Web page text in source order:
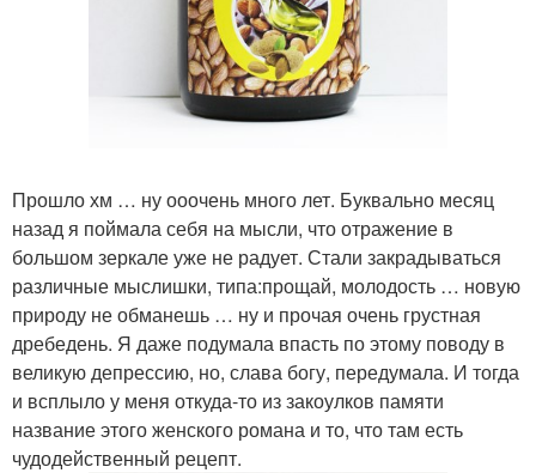
Прошло хм … ну ооочень много лет. Буквально месяц
назад я поймала себя на мысли, что отражение в
большом зеркале уже не радует. Стали закрадываться
различные мыслишки, типа:прощай, молодость … новую
природу не обманешь … ну и прочая очень грустная
дребедень. Я даже подумала впасть по этому поводу в
великую депрессию, но, слава богу, передумала. И тогда
и всплыло у меня откуда-то из закоулков памяти
название этого женского романа и то, что там есть
чудодейственный рецепт.